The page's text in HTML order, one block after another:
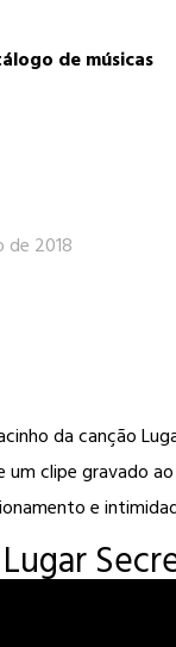
de músicas
de 2018
da canção
clipe gravado
e